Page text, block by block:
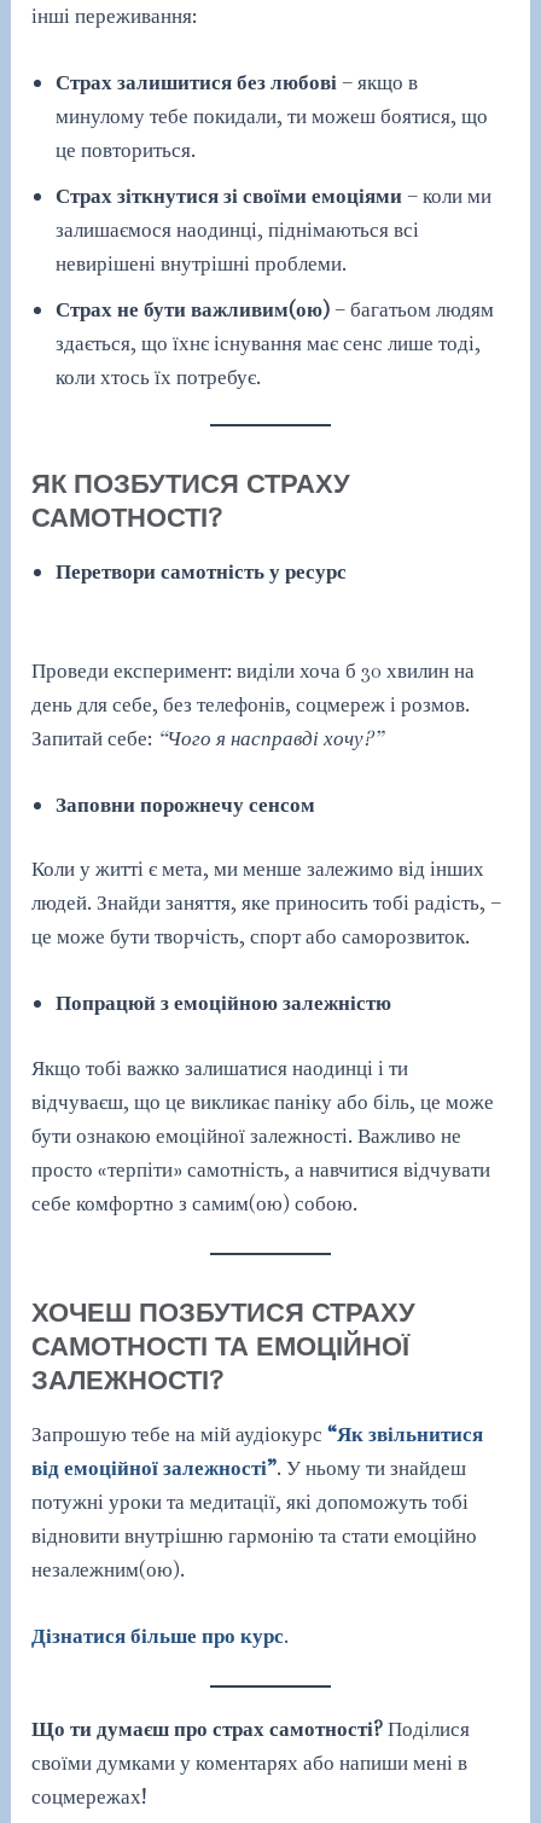
інші переживання:
Страх залишитися без любові– якщо в
минулому тебе покидали, ти можеш боятися, що
це повториться.
Страх зіткнутися зі своїми емоціями– коли ми
залишаємося наодинці, піднімаються всі
невирішені внутрішні проблеми.
Страх не бути важливим(ою)– багатьом людям
здається, що їхнє існування має сенс лише тоді,
коли хтось їх потребує.
ЯК ПОЗБУТИСЯ СТРАХУ
САМОТНОСТІ?
Перетвори самотність у ресурс
Проведи експеримент: виділи хоча б 30 хвилин на
день для себе, без телефонів, соцмереж і розмов.
Запитай себе: “Чого я насправді хочу?”
Заповни порожнечу сенсом
Коли у житті є мета, ми менше залежимо від інших
людей. Знайди заняття, яке приносить тобі радість, –
це може бути творчість, спорт або саморозвиток.
Попрацюй з емоційною залежністю
Якщо тобі важко залишатися наодинці і ти
відчуваєш, що це викликає паніку або біль, це може
бути ознакою емоційної залежності. Важливо не
просто «терпіти» самотність, а навчитися відчувати
себе комфортно з самим(ою) собою.
ХОЧЕШ ПОЗБУТИСЯ СТРАХУ
САМОТНОСТІ ТА ЕМОЦІЙНОЇ
ЗАЛЕЖНОСТІ?
Запрошую тебе на мій аудіокурс“Як звільнитися
від емоційної залежності”. У ньому ти знайдеш
потужні уроки та медитації, які допоможуть тобі
відновити внутрішню гармонію та стати емоційно
незалежним(ою).
Дізнатися більше про курс.
Що ти думаєш про страх самотності?Поділися
своїми думками у коментарях або напиши мені в
соцмережах!